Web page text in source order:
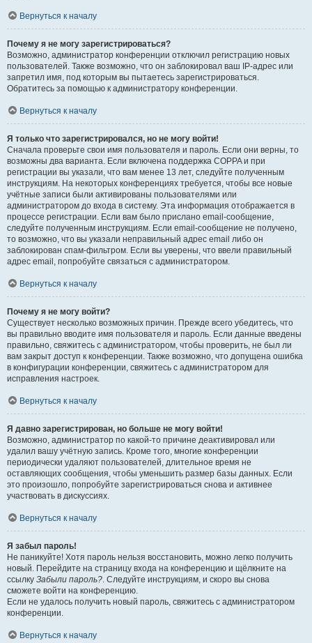
Вернуться к началу
Почему я не могу зарегистрироваться?
Возможно, администратор конференции отключил регистрацию новых
пользователей. Также возможно, что он заблокировал ваш IP-адрес или
запретил имя, под которым вы пытаетесь зарегистрироваться.
Обратитесь за помощью к администратору конференции.
Вернуться к началу
Я только что зарегистрировался, но не могу войти!
Сначала проверьте свои имя пользователя и пароль. Если они верны, то
возможны два варианта. Если включена поддержка COPPA и при
регистрации вы указали, что вам менее 13 лет, следуйте полученным
инструкциям. На некоторых конференциях требуется, чтобы все новые
учётные записи были активированы пользователями или
администратором до входа в систему. Эта информация отображается в
процессе регистрации. Если вам было прислано email-сообщение,
следуйте полученным инструкциям. Если email-сообщение не получено,
то возможно, что вы указали неправильный адрес email либо он
заблокирован спам-фильтром. Если вы уверены, что ввели правильный
адрес email, попробуйте связаться с администратором.
Вернуться к началу
Почему я не могу войти?
Существует несколько возможных причин. Прежде всего убедитесь, что
вы правильно вводите имя пользователя и пароль. Если данные введены
правильно, свяжитесь с администратором, чтобы проверить, не был ли
вам закрыт доступ к конференции. Также возможно, что допущена ошибка
в конфигурации конференции, свяжитесь с администратором для
исправления настроек.
Вернуться к началу
Я давно зарегистрирован, но больше не могу войти!
Возможно, администратор по какой-то причине деактивировал или
удалил вашу учётную запись. Кроме того, многие конференции
периодически удаляют пользователей, длительное время не
оставляющих сообщения, чтобы уменьшить размер базы данных. Если
это произошло, попробуйте зарегистрироваться снова и активнее
участвовать в дискуссиях.
Вернуться к началу
Я забыл пароль!
Не паникуйте! Хотя пароль нельзя восстановить, можно легко получить
новый. Перейдите на страницу входа на конференцию и щёлкните на
ссылку Забыли пароль?. Следуйте инструкциям, и скоро вы снова
сможете войти на конференцию.
Если не удалось получить новый пароль, свяжитесь с администратором
конференции.
Вернуться к началу